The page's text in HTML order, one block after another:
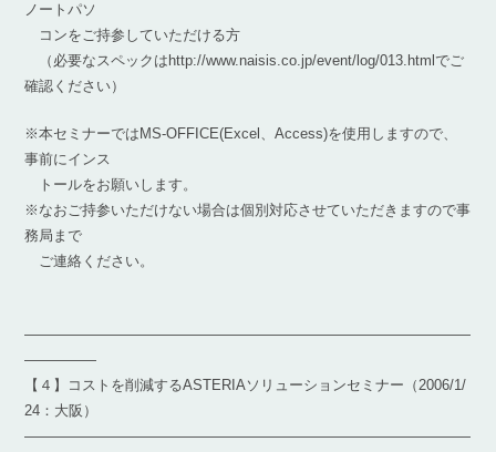
ノートパソ
コンをご持参していただける方
（必要なスペックはhttp://www.naisis.co.jp/event/log/013.htmlでご
確認ください）
※本セミナーではMS-OFFICE(Excel、Access)を使用しますので、
事前にインス
トールをお願いします。
※なおご持参いただけない場合は個別対応させていただきますので事
務局まで
ご連絡ください。
―――――――――――――――――――――――――――――――
―――――
【４】コストを削減するASTERIAソリューションセミナー（2006/1/
24：大阪）
―――――――――――――――――――――――――――――――